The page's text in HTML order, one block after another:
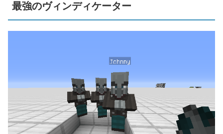
最強のヴィンディケーター